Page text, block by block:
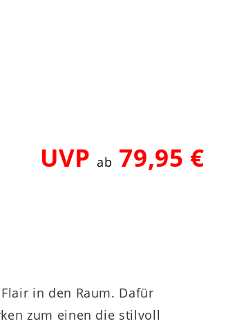
UVPab 79,95 €
in den Raum. Dafür
zum einen die stilvoll